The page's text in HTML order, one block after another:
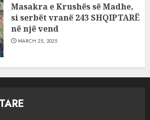
Masakra e Krushës së Madhe,
si serbët vranë 243 SHQIPTARË
në një vend
MARCH 25, 2025